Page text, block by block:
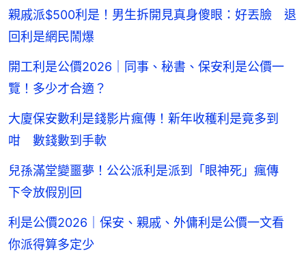
親戚派$500利是！男生拆開見真身傻眼：好丟臉 退
回利是網民鬧爆
開工利是公價2026｜同事、秘書、保安利是公價一
覽！多少才合適？
大廈保安數利是錢影片瘋傳！新年收穫利是竟多到
咁 數錢數到手軟
兒孫滿堂變噩夢！公公派利是派到「眼神死」瘋傳
下令放假別回
利是公價2026｜保安、親戚、外傭利是公價一文看
你派得算多定少